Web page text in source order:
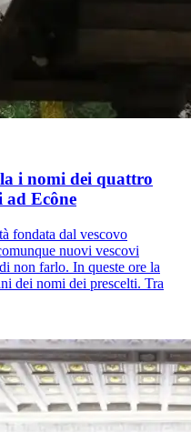
i nomi dei quattro
ad Ecône
fondata dal vescovo
nuovi vescovi
non farlo. In queste ore la
dei nomi dei prescelti. Tra